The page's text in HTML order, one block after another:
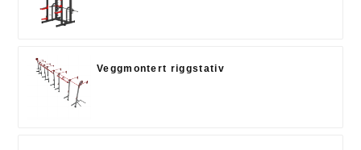
Veggmontert riggstativ